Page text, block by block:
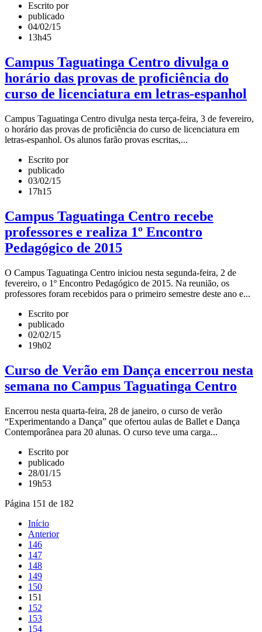
Escrito por
publicado
04/02/15
13h45
Campus Taguatinga Centro divulga o
horário das provas de proficiência do
curso de licenciatura em letras-espanhol
Campus Taguatinga Centro divulga nesta terça-feira, 3 de fevereiro,
o horário das provas de proficiência do curso de licenciatura em
letras-espanhol. Os alunos farão provas escritas,...
Escrito por
publicado
03/02/15
17h15
Campus Taguatinga Centro recebe
professores e realiza 1º Encontro
Pedagógico de 2015
O Campus Taguatinga Centro iniciou nesta segunda-feira, 2 de
fevereiro, o 1º Encontro Pedagógico de 2015. Na reunião, os
professores foram recebidos para o primeiro semestre deste ano e...
Escrito por
publicado
02/02/15
19h02
Curso de Verão em Dança encerrou nesta
semana no Campus Taguatinga Centro
Encerrou nesta quarta-feira, 28 de janeiro, o curso de verão
“Experimentando a Dança” que ofertou aulas de Ballet e Dança
Contemporânea para 20 alunas. O curso teve uma carga...
Escrito por
publicado
28/01/15
19h53
Página 151 de 182
Início
Anterior
146
147
148
149
150
151
152
153
154